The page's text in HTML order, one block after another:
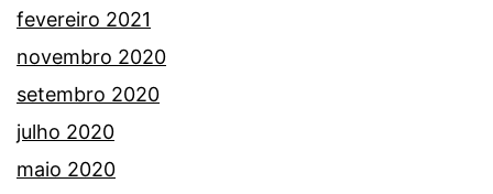
fevereiro 2021
novembro 2020
setembro 2020
julho 2020
maio 2020